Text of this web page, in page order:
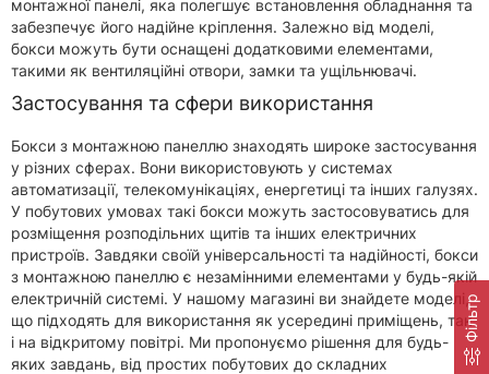
Фільтр
монтажної панелі, яка полегшує встановлення обладнання та
забезпечує його надійне кріплення. Залежно від моделі,
бокси можуть бути оснащені додатковими елементами,
такими як вентиляційні отвори, замки та ущільнювачі.
Застосування та сфери використання
Бокси з монтажною панеллю знаходять широке застосування
у різних сферах. Вони використовують у системах
автоматизації, телекомунікаціях, енергетиці та інших галузях.
У побутових умовах такі бокси можуть застосовуватись для
розміщення розподільних щитів та інших електричних
пристроїв. Завдяки своїй універсальності та надійності, бокси
з монтажною панеллю є незамінними елементами у будь-якій
електричній системі. У нашому магазині ви знайдете моделі,
що підходять для використання як усередині приміщень, так
і на відкритому повітрі. Ми пропонуємо рішення для будь-
яких завдань, від простих побутових до складних